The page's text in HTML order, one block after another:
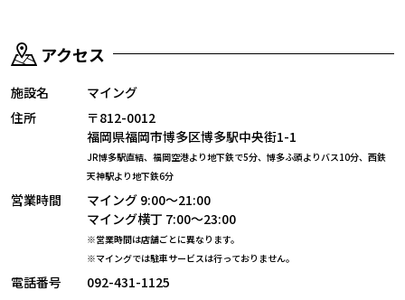
アクセス
施設名
マイング
住所
〒812-0012
福岡県福岡市博多区博多駅中央街1-1
JR博多駅直結、福岡空港より地下鉄で5分、博多ふ頭よりバス10分、 西鉄
天神駅より地下鉄6分
営業時間
マイング 9:00～21:00
マイング横丁 7:00～23:00
※営業時間は店舗ごとに異なります。
※マイングでは駐車サービスは行っておりません。
電話番号 092-431-1125